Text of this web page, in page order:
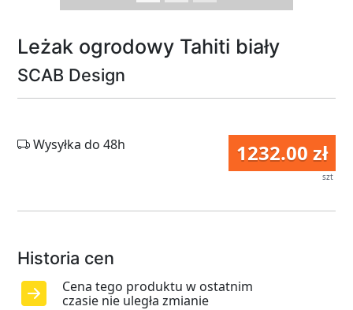
Leżak ogrodowy Tahiti biały
SCAB Design
1232.00 zł
szt
Wysyłka do 48h
Historia cen
Cena tego produktu w ostatnim
czasie nie uległa zmianie